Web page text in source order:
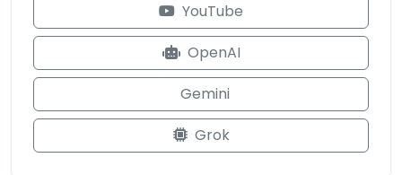
YouTube
OpenAI
Gemini
Grok